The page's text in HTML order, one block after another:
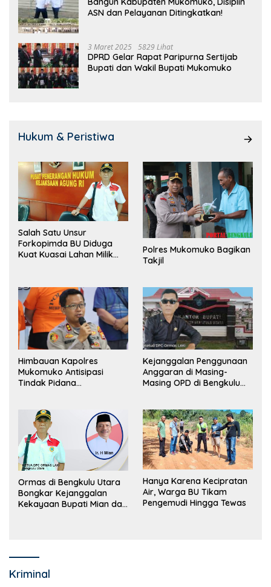
ASN dan Pelayanan Ditingkatkan!
3 Maret 2025 5829 Lihat
DPRD Gelar Rapat Paripurna Sertijab
Bupati dan Wakil Bupati Mukomuko
Hukum & Peristiwa
Salah Satu Unsur
Forkopimda BU Diduga
Kuat Kuasai Lahan Milik
Polres Mukomuko Bagikan
Takjil
Himbauan Kapolres
Mukomuko Antisipasi
Tindak Pidana
Kejanggalan Penggunaan
Anggaran di Masing-
Masing OPD di Bengkulu
Ormas di Bengkulu Utara
Bongkar Kejanggalan
Kekayaan Bupati Mian dan
Hanya Karena Kecipratan
Air, Warga BU Tikam
Pengemudi Hingga Tewas
Kriminal